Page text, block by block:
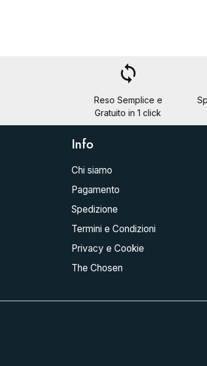
loop
Reso Semplice e
Gratuito in 1 click
Info
Chi siamo
Pagamento
Spedizione
Termini e Condizioni
Privacy e Cookie
The Chosen